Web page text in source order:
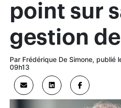
point sur
gestion
Par Frédérique De Simone, publié
09h13